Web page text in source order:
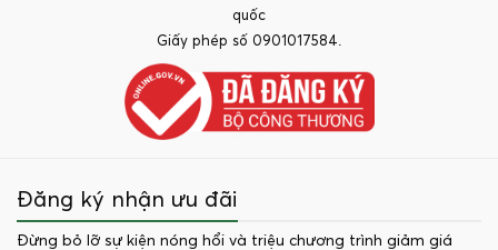
quốc
Giấy phép số 0901017584.
Đăng ký nhận ưu đãi
Đừng bỏ lỡ sự kiện nóng hổi và triệu chương trình giảm giá